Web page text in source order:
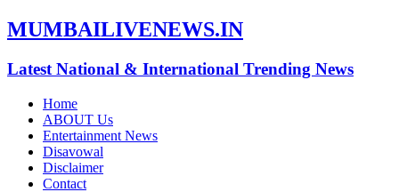
MUMBAILIVENEWS.IN
Latest National & International Trending News
Home
ABOUT Us
Entertainment News
Disavowal
Disclaimer
Contact